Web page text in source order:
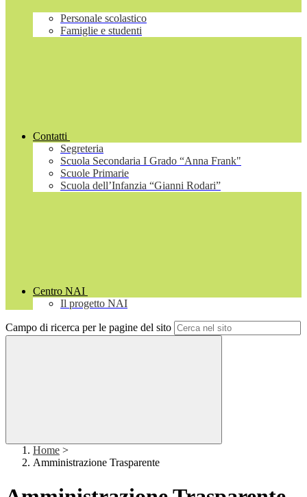
Personale scolastico
Famiglie e studenti
Contatti
Segreteria
Scuola Secondaria I Grado “Anna Frank"
Scuole Primarie
Scuola dell’Infanzia “Gianni Rodari”
Centro NAI
Il progetto NAI
Campo di ricerca per le pagine del sito
Home >
Amministrazione Trasparente